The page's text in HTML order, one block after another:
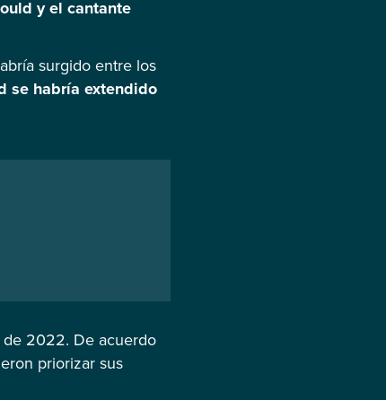
y el cantante
surgido entre los
se habría extendido
de 2022. De acuerdo
priorizar sus